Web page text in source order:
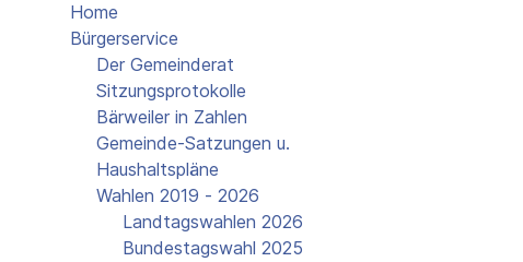
Home
Bürgerservice
Der Gemeinderat
Sitzungsprotokolle
Bärweiler in Zahlen
Gemeinde-Satzungen u.
Haushaltspläne
Wahlen 2019 - 2026
Landtagswahlen 2026
Bundestagswahl 2025